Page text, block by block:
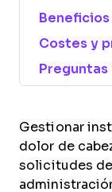
Beneficios
Costes y
Gestionar
dolor de
solicitudes